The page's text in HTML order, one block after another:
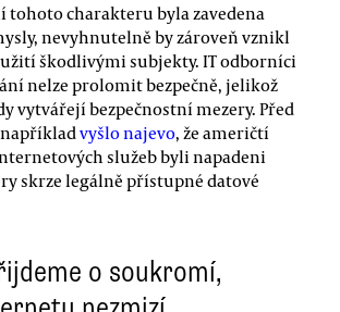
tohoto charakteru byla zavedena
nevyhnutelně by zároveň vznikl
škodlivými subjekty. IT odborníci
nelze prolomit bezpečně, jelikož
vytvářejí bezpečnostní mezery. Před
vyšlo najevo, že američtí
služeb byli napadeni
skrze legálně přístupné datové
o soukromí,